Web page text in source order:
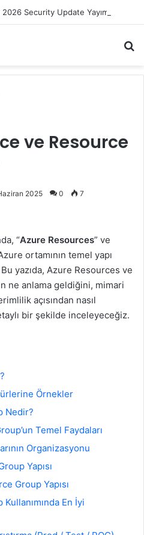
ve Resource
2025 0 7
“Azure Resources” ve
ortamının temel yapı
yazıda, Azure Resources ve
ne anlama geldiğini, mimari
açısından nasıl
bir şekilde inceleyeceğiz.
Örnekler
Nedir?
Temel Faydaları
Organizasyonu
Yapısı
Group Yapısı
En İyi